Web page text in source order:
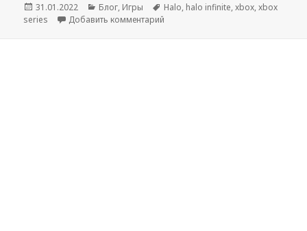
Опубликовано
31.01.2022 Рубрики
Блог, Игры Метки
Halo, halo infinite,xbox,xbox
series
Добавить комментарий